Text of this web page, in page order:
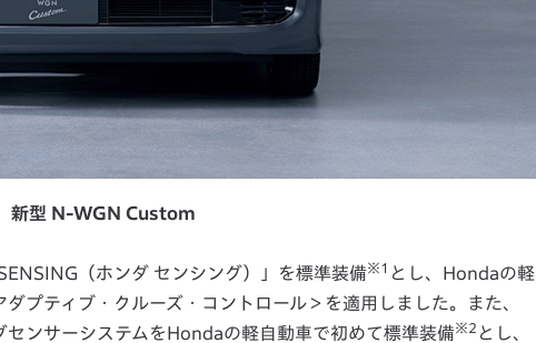
新型 N-WGN Custom
（ホンダ センシング）」を標準装備※1 とし、Hondaの軽
プティブ・クルーズ・コントロール＞を適用しました。また、
ンサーシステムをHondaの軽自動車で初めて標準装備※2 とし、